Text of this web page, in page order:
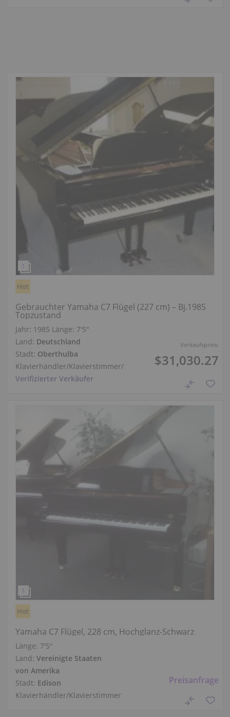
Verkaufspreis:
$31,030.27
Hot
Gebrauchter Yamaha C7 Flügel (227 cm) – Bj.1985
Topzustand
Jahr: 1985 Länge: 7′5″
Land: Deutschland
Stadt: Oberthulba
Klavierhändler/Klavierstimmer/
Verifizierter Verkäufer
Preisanfrage
Hot
Yamaha C7 Flügel, 228 cm, Hochglanz-Schwarz
Länge: 7′5″
Land: Vereinigte Staaten
von Amerika
Stadt: Edison
Klavierhändler/Klavierstimmer